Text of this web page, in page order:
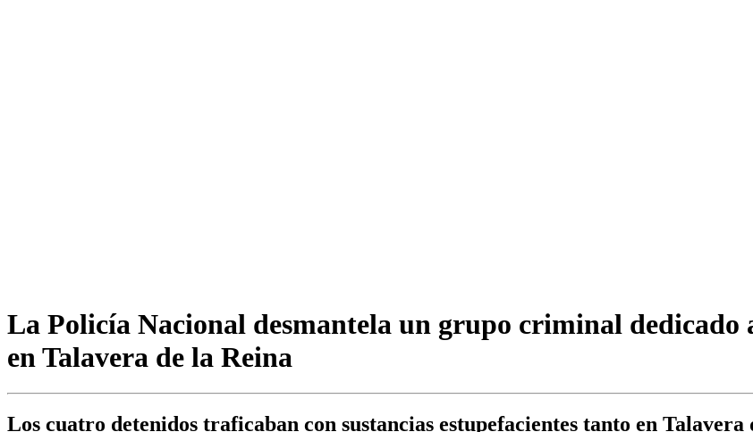
La Policía Nacional desmantela un grupo criminal dedicado
en Talavera de la Reina
Los cuatro detenidos traficaban con sustancias estupefacientes tanto en